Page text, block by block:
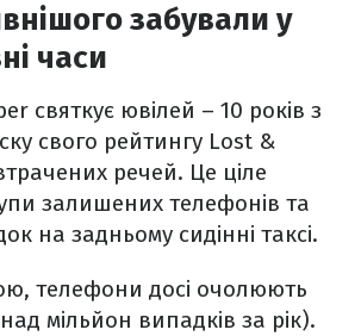
забували у
часи
святкує ювілей – 10 років з
свого рейтингу Lost &
речей. Це ціле
залишених телефонів та
на задньому сидінні таксі.
телефони досі очолюють
мільйон випадків за рік).